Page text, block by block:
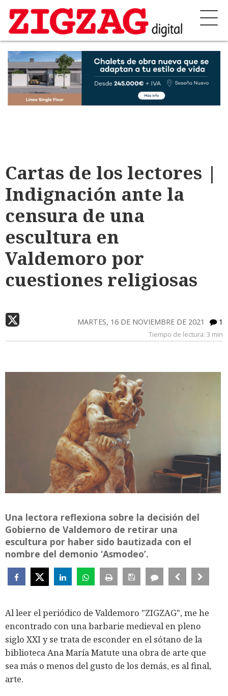
Cartas de los lectores |
Indignación ante la
censura de una
escultura en
Valdemoro por
cuestiones religiosas
1
MARTES, 16 DE NOVIEMBRE DE 2021
Tiempo de lectura: 3 min
Una lectora reflexiona sobre la decisión del
Gobierno de Valdemoro de retirar una
escultura por haber sido bautizada con el
nombre del demonio ‘Asmodeo’.
Al leer el periódico de Valdemoro "ZIGZAG", me he
encontrado con una barbarie medieval en pleno
siglo XXI y se trata de esconder en el sótano de la
biblioteca Ana María Matute una obra de arte que
sea más o menos del gusto de los demás, es al final,
arte.